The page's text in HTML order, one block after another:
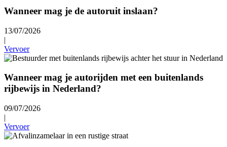
Wanneer mag je de autoruit inslaan?
13/07/2026
|
Vervoer
Wanneer mag je autorijden met een buitenlands
rijbewijs in Nederland?
09/07/2026
|
Vervoer